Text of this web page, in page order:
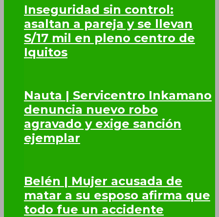
Inseguridad sin control:
asaltan a pareja y se llevan
S/17 mil en pleno centro de
Iquitos
Nauta | Servicentro Inkamano
denuncia nuevo robo
agravado y exige sanción
ejemplar
Belén | Mujer acusada de
matar a su esposo afirma que
todo fue un accidente